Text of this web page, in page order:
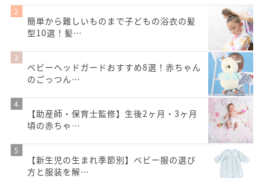
簡単から難しいものまで子どもの浴衣の髪
型10選！髪…
ベビーヘッドガードおすすめ8選！赤ちゃん
のごっつん…
【助産師・保育士監修】生後2ヶ月・3ヶ月
頃の赤ちゃ…
【新生児の生まれ季節別】ベビー服の選び
方と服装を解…